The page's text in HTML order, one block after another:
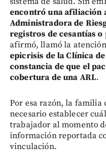
encontró una afiliación
Administradora de
registros de cesantías o
afirmó, llamó la
epicrisis de la Clínica
constancia de que el
cobertura de una ARL.
Por esa razón, la familia
necesario establecer
trabajador al momento
información reportada
vinculación.